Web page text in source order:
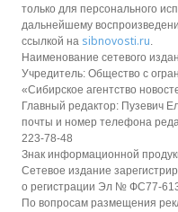
только для персонального
дальнейшему
ссылкой на sibnovosti.ru.
Наименование сетевого
Учредитель: Общество с
«Сибирское агентство
Главный редактор: Пузевич
почты и номер телефона
223-78-48
Знак информационной
Сетевое издание
о регистрации Эл № ФС77-
По вопросам размещения